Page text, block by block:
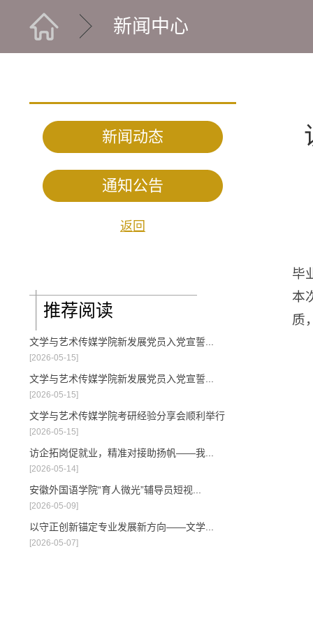
新闻中心
新闻动态
通知公告
返回
推荐阅读
文学与艺术传媒学院新发展党员入党宣誓...
[2026-05-15]
文学与艺术传媒学院新发展党员入党宣誓...
[2026-05-15]
文学与艺术传媒学院考研经验分享会顺利举行
[2026-05-15]
访企拓岗促就业，精准对接助扬帆——我...
[2026-05-14]
安徽外国语学院“育人微光”辅导员短视...
[2026-05-09]
以守正创新锚定专业发展新方向——文学...
[2026-05-07]
毕
本
质